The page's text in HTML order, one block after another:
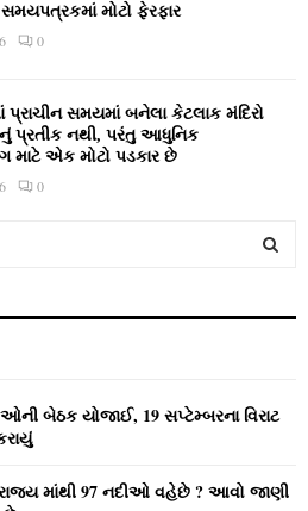
મોટો ફેરફાર
0
સમયમાં બનેલા કેટલાક મંદિરો
પ્રતીક નથી, પરંતુ આધુનિક
માટે એક મોટો પડકાર છે
0
C
બેઠક યોજાઈ, 19 સપ્ટેમ્બરના વિરાટ
માંથી 97 નદીઓ વહેછે ? આવો જાણી